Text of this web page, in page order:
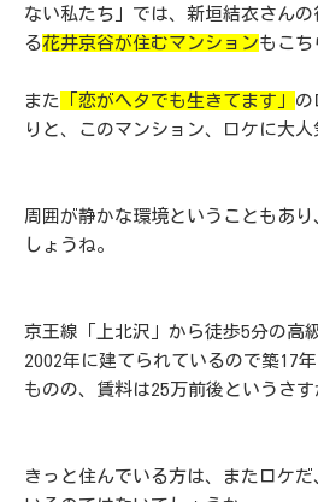
ない私たち」では、新垣結衣さん
る花井京谷が住むマンションもこち
また 「恋がヘタでも生きてます」 の
りと、このマンション、ロケに大人
周囲が静かな環境ということもあ
しょうね。
京王線「上北沢」から徒歩5分の高
2002年に建てられているので築17
ものの、賃料は25万前後というさす
きっと住んでいる方は、またロケ